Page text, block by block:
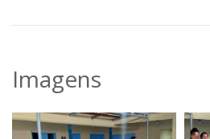
Imagens